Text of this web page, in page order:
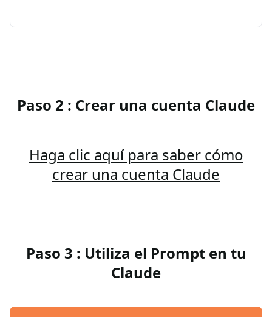
Paso 2 : Crear una cuenta Claude
Haga clic aquí para saber cómo
crear una cuenta Claude
Paso 3 : Utiliza el Prompt en tu
Claude